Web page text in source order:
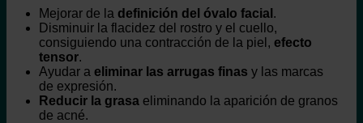
Mejorar de la definición del óvalo facial .
Disminuir la flacidez del rostro y el cuello,
consiguiendo una contracción de la piel, efecto
tensor.
Ayudar a eliminar las arrugas finas y las marcas
de expresión.
Reducir la grasa eliminando la aparición de granos
de acné.